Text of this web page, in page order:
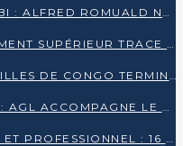
UNIVERSITÉ MARIEN NGOUABI : ALFRED ROMUALD NGUYA POATY SOUTIENT UNE THÈSE SUR LE PARADOXE DE LA CROISSANCE EN ZONE CEMAC
LA MINISTRE DE L’ENSEIGNEMENT SUPÉRIEUR TRACE SA FEUILLE DE ROUTE
RENATURA ÉVEILLE LES FAMILLES DE CONGO TERMINAL À LA PROTECTION DE L’ENVIRONNEMENT
TRANSPORT HORS GABARIT : AGL ACCOMPAGNE LE DÉVELOPPEMENT DU SECTEUR BRASSICOLE AU CONGO
BACCALAURÉAT TECHNIQUE ET PROFESSIONNEL : 16 352 CANDIDATS LANCÉS DANS LES ÉPREUVES D’EPS